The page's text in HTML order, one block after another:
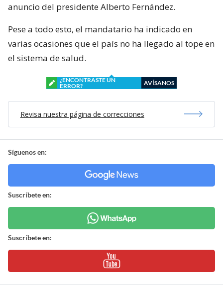
anuncio del presidente Alberto Fernández.
Pese a todo esto, el mandatario ha indicado en
varias ocasiones que el país no ha llegado al tope en
el sistema de salud.
¿ENCONTRASTE UN
ERROR?
AVÍSANOS
Revisa nuestra página de correcciones
Síguenos en:
Suscríbete en:
Suscríbete en: